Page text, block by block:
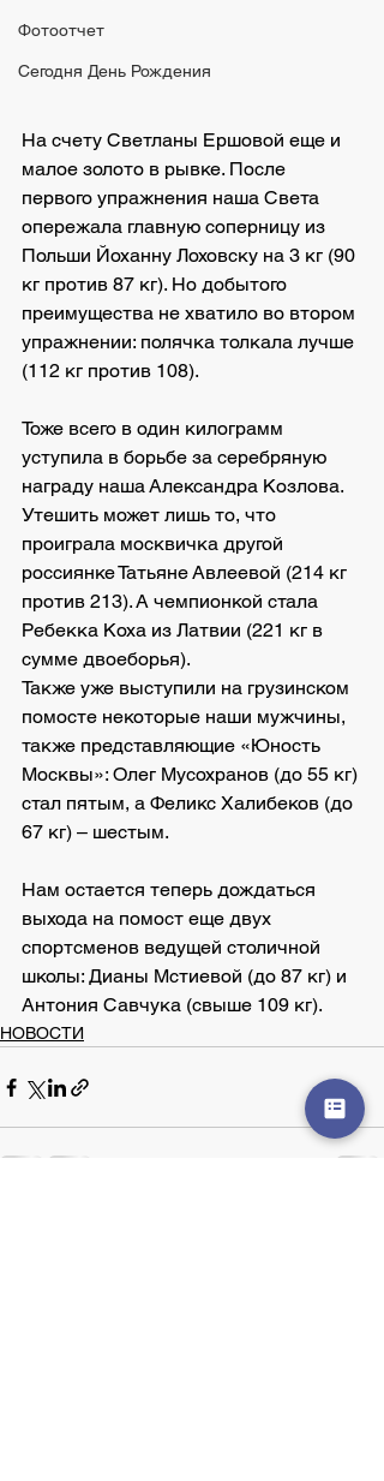
Фотоотчет
Сегодня День Рождения
На счету Светланы Ершовой еще и
малое золото в рывке. После
первого упражнения наша Света
опережала главную соперницу из
Польши Йоханну Лоховску на 3 кг (90
кг против 87 кг). Но добытого
преимущества не хватило во втором
упражнении: полячка толкала лучше
(112 кг против 108).
Тоже всего в один килограмм
уступила в борьбе за серебряную
награду наша Александра Козлова.
Утешить может лишь то, что
проиграла москвичка другой
россиянке Татьяне Авлеевой (214 кг
против 213). А чемпионкой стала
Ребекка Коха из Латвии (221 кг в
сумме двоеборья).
Также уже выступили на грузинском
помосте некоторые наши мужчины,
также представляющие «Юность
Москвы»: Олег Мусохранов (до 55 кг)
стал пятым, а Феликс Халибеков (до
67 кг) – шестым.
Нам остается теперь дождаться
выхода на помост еще двух
спортсменов ведущей столичной
школы: Дианы Мстиевой (до 87 кг) и
Антония Савчука (свыше 109 кг).
НОВОСТИ